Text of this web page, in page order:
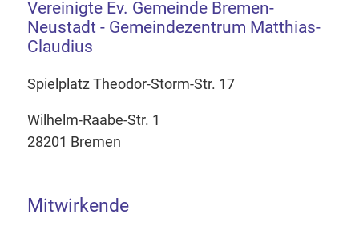
Vereinigte Ev. Gemeinde Bremen-
Neustadt - Gemeindezentrum Matthias-
Claudius
Spielplatz Theodor-Storm-Str. 17
Wilhelm-Raabe-Str. 1
28201 Bremen
Mitwirkende